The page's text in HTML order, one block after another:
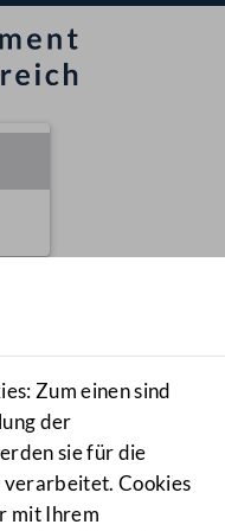
Zum einen sind
der
sie für die
verarbeitet. Cookies
mit Ihrem